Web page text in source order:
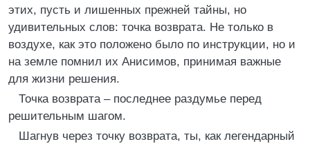
этих, пусть и лишенных прежней тайны, но
удивительных слов: точка возврата. Не только в
воздухе, как это положено было по инструкции, но и
на земле помнил их Анисимов, принимая важные
для жизни решения.
Точка возврата – последнее раздумье перед
решительным шагом.
Шагнув через точку возврата, ты, как легендарный